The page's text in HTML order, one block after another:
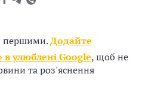
першими.Додайте
улюблені Google, щоб не
та роз'яснення